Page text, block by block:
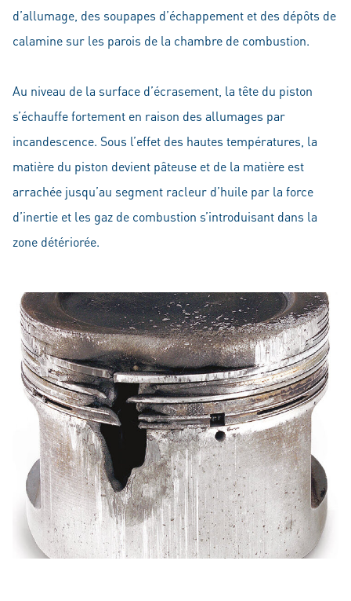
d’allumage, des soupapes d’échappement et des dépôts de
calamine sur les parois de la chambre de combustion.
Au niveau de la surface d’écrasement, la tête du piston
s’échauffe fortement en raison des allumages par
incandescence. Sous l’effet des hautes températures, la
matière du piston devient pâteuse et de la matière est
arrachée jusqu’au segment racleur d’huile par la force
d’inertie et les gaz de combustion s’introduisant dans la
zone détériorée.